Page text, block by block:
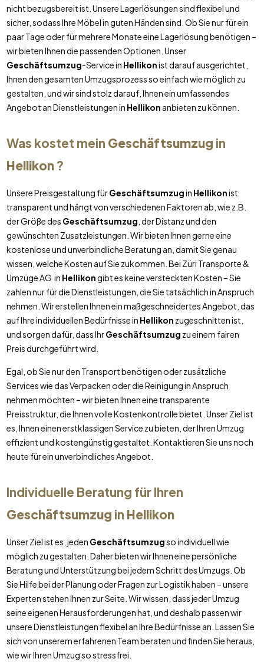
nicht bezugsbereit ist. Unsere Lagerlösungen sind flexibel und
sicher, sodass Ihre Möbel in guten Händen sind. Ob Sie nur für ein
paar Tage oder für mehrere Monate eine Lagerlösung benötigen –
wir bieten Ihnen die passenden Optionen. Unser
Geschäftsumzug-Service in Hellikonist darauf ausgerichtet,
Ihnen den gesamten Umzugsprozess so einfach wie möglich zu
gestalten, und wir sind stolz darauf, Ihnen ein umfassendes
Angebot an Dienstleistungen in Hellikon anbieten zu können.
Was kostet mein Geschäftsumzug in
Hellikon?
Unsere Preisgestaltung fürGeschäftsumzugin Hellikonist
transparent und hängt von verschiedenen Faktoren ab, wie z.B.
der Größe des Geschäftsumzug , der Distanz und den
gewünschten Zusatzleistungen. Wir bieten Ihnen gerne eine
kostenlose und unverbindliche Beratung an, damit Sie genau
wissen, welche Kosten auf Sie zukommen. Bei Züri Transporte &
Umzüge AG in Hellikongibt es keine versteckten Kosten – Sie
zahlen nur für die Dienstleistungen, die Sie tatsächlich in Anspruch
nehmen. Wir erstellen Ihnen ein maßgeschneidertes Angebot, das
auf Ihre individuellen Bedürfnisse in Hellikon zugeschnitten ist,
und sorgen dafür, dass IhrGeschäftsumzug zu einem fairen
Preis durchgeführt wird.
Egal, ob Sie nur den Transport benötigen oder zusätzliche
Services wie das Verpacken oder die Reinigung in Anspruch
nehmen möchten – wir bieten Ihnen eine transparente
Preisstruktur, die Ihnen volle Kostenkontrolle bietet. Unser Ziel ist
es, Ihnen einen erstklassigen Service zu bieten, der Ihren Umzug
effizient und kostengünstig gestaltet. Kontaktieren Sie uns noch
heute für ein unverbindliches Angebot.
Individuelle Beratung für Ihren
Geschäftsumzug in Hellikon
Unser Ziel ist es, jeden Geschäftsumzugso individuell wie
möglich zu gestalten. Daher bieten wir Ihnen eine persönliche
Beratung und Unterstützung bei jedem Schritt des Umzugs. Ob
Sie Hilfe bei der Planung oder Fragen zur Logistik haben – unsere
Experten stehen Ihnen zur Seite. Wir wissen, dass jeder Umzug
seine eigenen Herausforderungen hat, und deshalb passen wir
unsere Dienstleistungen flexibel an Ihre Bedürfnisse an. Lassen Sie
sich von unserem erfahrenen Team beraten und finden Sie heraus,
wie wir Ihren Umzug so stressfrei.